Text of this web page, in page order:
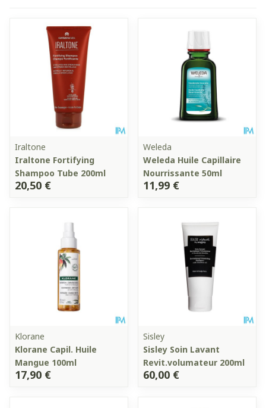
Iraltone
Iraltone Fortifying
Shampoo Tube 200ml
20,50 €
Weleda
Weleda Huile Capillaire
Nourrissante 50ml
11,99 €
Klorane
Klorane Capil. Huile
Mangue 100ml
17,90 €
Sisley
Sisley Soin Lavant
Revit.volumateur 200ml
60,00 €